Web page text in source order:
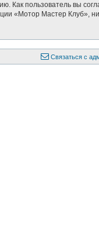
Как пользователь вы
«Мотор Мастер Клуб»,
Связаться с